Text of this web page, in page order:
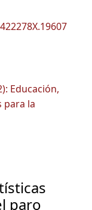
Educación,
para la
paro